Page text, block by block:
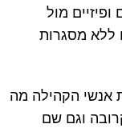
מול
מסגרות
הקהילה מה
וגם שם